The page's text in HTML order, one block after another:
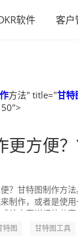
软件 客户
方法" title="甘特
方便？
？甘特图制作方
制作，或者是使
特图 甘特图工具